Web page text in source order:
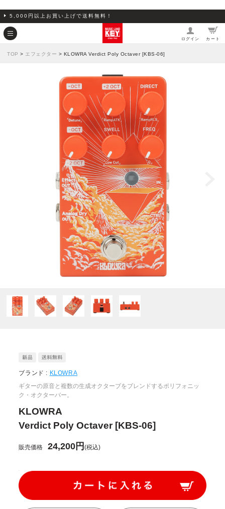
5,000円以上お買い上げで送料無料！
ログイン カート
TOP > エフェクター > KLOWRA Verdict Poly Octaver [KBS-06]
ブランド : KLOWRA
ギターの原音と複数の生成オクターブをブレンドするポリフォニッ
ク・オクターバー。
KLOWRA
Verdict Poly Octaver [KBS-06]
販売価格 24,200円(税込)